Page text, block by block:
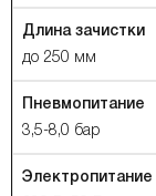
Длина зачистки
до 250 мм
Пневмопитание
3,5-8,0 бар
Электропитание